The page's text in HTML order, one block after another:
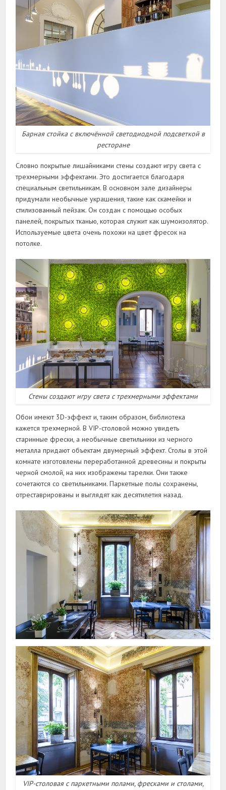
Барная стойка с включённой светодиодной подсветкой в
ресторане
Словно покрытые лишайниками стены создают игру света с
трехмерными эффектами. Это достигается благодаря
специальным светильникам. В основном зале дизайнеры
придумали необычные украшения, такие как скамейки и
стилизованный пейзаж. Он создан с помощью особых
панелей, покрытых тканью, которая служит как шумоизолятор.
Используемые цвета очень похожи на цвет фресок на
потолке.
Стены создают игру света с трехмерными эффектами
Обои имеют 3D-эффект и, таким образом, библиотека
кажется трехмерной. В VIP-столовой можно увидеть
старинные фрески, а необычные светильники из черного
металла придают объектам двумерный эффект. Столы в этой
комнате изготовлены переработанной древесины и покрыты
черной смолой, на них изображены тарелки. Они также
сочетаются со светильниками. Паркетные полы сохранены,
отреставрированы и выглядят как десятилетия назад.
VIP-столовая с паркетными полами, фресками и столами,